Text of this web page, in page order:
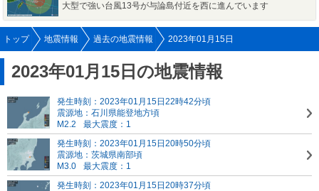
大型で強い台風13号が与論島付近を西に進んでいます
トップ 地震情報 過去の地震情報 2023年01月15日
2023年01月15日の地震情報
発生時刻：2023年01月15日22時42分頃
震源地：石川県能登地方頃
M2.2
最大震度：1
発生時刻：2023年01月15日20時50分頃
震源地：茨城県南部頃
M3.0
最大震度：1
発生時刻：2023年01月15日20時37分頃